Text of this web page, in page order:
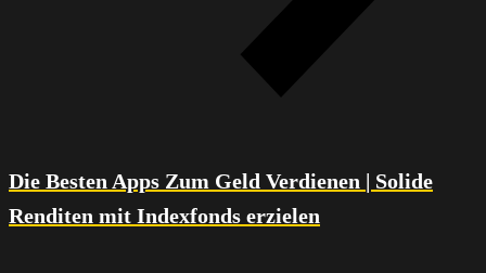
Die Besten Apps Zum Geld Verdienen | Solide
Renditen mit Indexfonds erzielen